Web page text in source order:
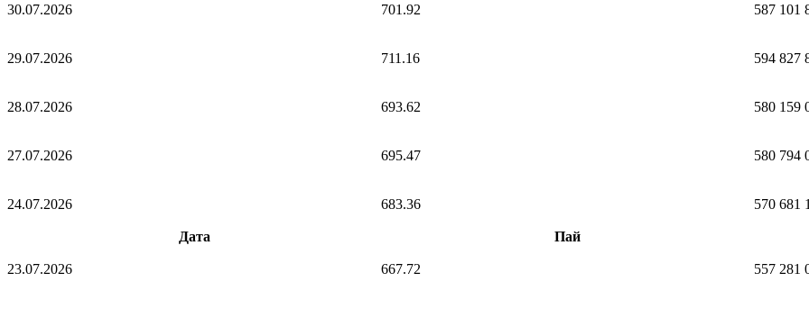
30.07.2026 701.92 587 101
29.07.2026 711.16 594 827
28.07.2026 693.62 580 159
27.07.2026 695.47 580 794
24.07.2026 683.36 570 681
Дата
Пай
23.07.2026 667.72 557 281